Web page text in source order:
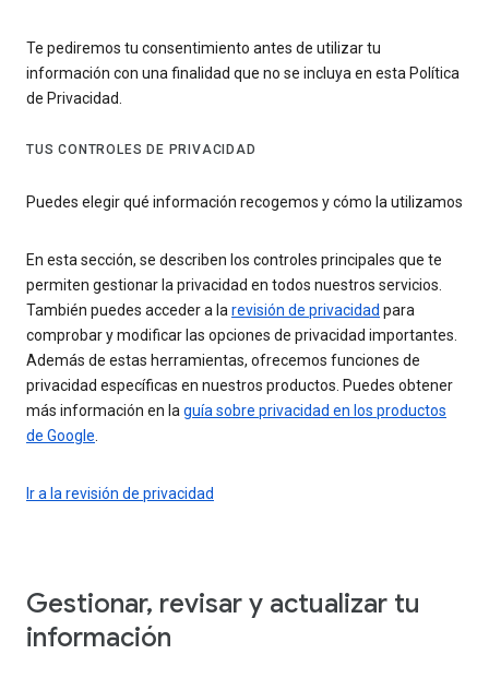
Te pediremos tu consentimiento antes de utilizar tu
información con una finalidad que no se incluya en esta Política
de Privacidad.
TUS CONTROLES DE PRIVACIDAD
Puedes elegir qué información recogemos y cómo la utilizamos
En esta sección, se describen los controles principales que te
permiten gestionar la privacidad en todos nuestros servicios.
También puedes acceder a la revisión de privacidad para
comprobar y modificar las opciones de privacidad importantes.
Además de estas herramientas, ofrecemos funciones de
privacidad específicas en nuestros productos. Puedes obtener
más información en la guía sobre privacidad en los productos
de Google
Ir a la revisión de privacidad
Gestionar, revisar y actualizar tu
información